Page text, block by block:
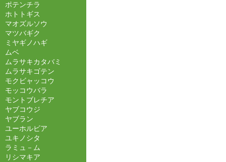
ポテンチラ
ホトトギス
マオズルソウ
マツバギク
ミヤギノハギ
ムベ
ムラサキカタバミ
ムラサキゴテン
モクビャッコウ
モッコウバラ
モントブレチア
ヤブコウジ
ヤブラン
ユーホルビア
ユキノシタ
ラミュ－ム
リシマキア